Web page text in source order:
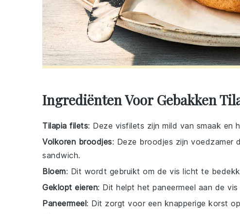
Ingrediënten Voor Gebakken
Tilapia filets: Deze visfilets zijn mild van smaak en
Volkoren broodjes: Deze broodjes zijn voedzamer
sandwich.
Bloem: Dit wordt gebruikt om de vis licht te
Geklopt eieren: Dit helpt het paneermeel aan de
Paneermeel: Dit zorgt voor een knapperige korst